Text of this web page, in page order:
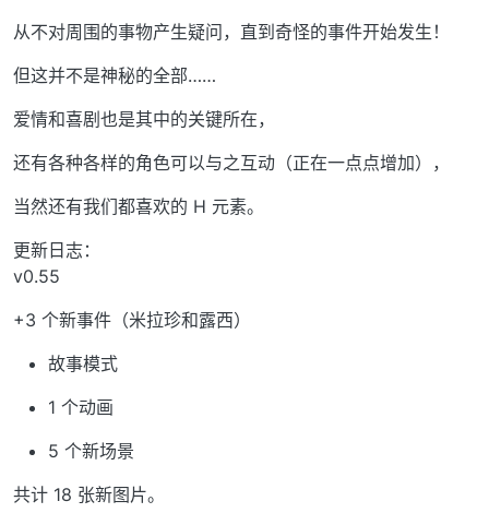
从不对周围的事物产生疑问，直到奇怪的事件开始发生！
但这并不是神秘的全部……
爱情和喜剧也是其中的关键所在，
还有各种各样的角色可以与之互动（正在一点点增加），
当然还有我们都喜欢的 H 元素。
更新日志：
v0.55
+3 个新事件（米拉珍和露西）
故事模式
1 个动画
5 个新场景
共计 18 张新图片。